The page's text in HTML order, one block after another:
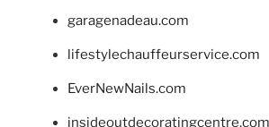
garagenadeau.com
lifestylechauffeurservice.com
EverNewNails.com
insideoutdecoratingcentre.com